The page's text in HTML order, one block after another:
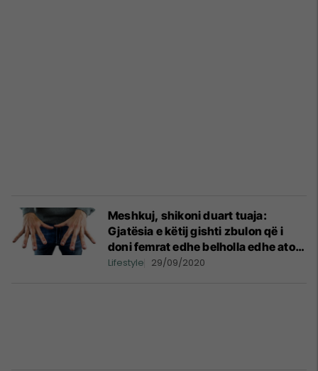
Meshkuj, shikoni duart tuaja:
Gjatësia e këtij gishti zbulon që i
doni femrat edhe belholla edhe ato
me trup të mbushur
Lifestyle 29/09/2020